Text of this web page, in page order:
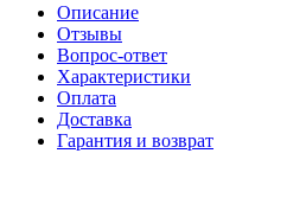
Описание
Отзывы
Вопрос-ответ
Характеристики
Оплата
Доставка
Гарантия и возврат